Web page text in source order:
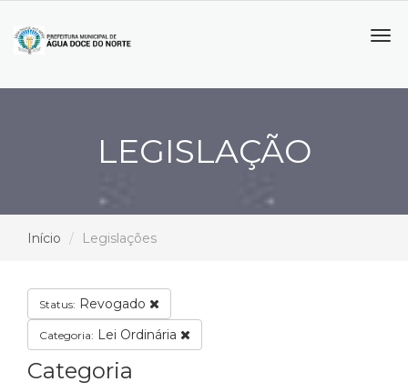
LEGISLAÇÃO
Início Legislações
Status: Revogado
Categoria: Lei Ordinária
Categoria